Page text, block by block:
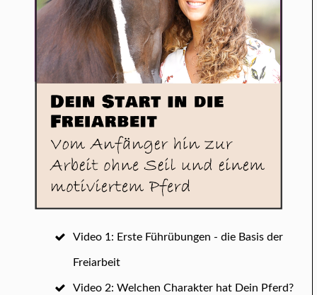
Video 1: Erste Führübungen - die Basis der
Freiarbeit
Video 2: Welchen Charakter hat Dein Pferd?